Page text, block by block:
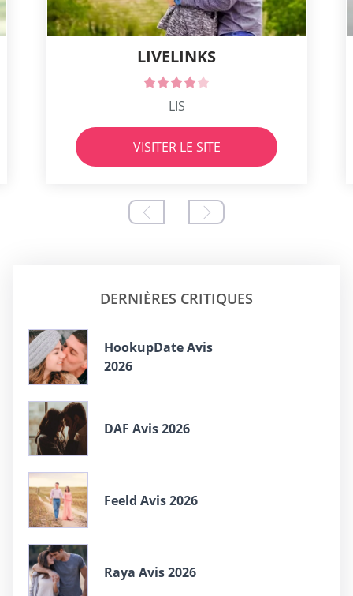
LIVELINKS
LIS
VISITER LE SITE
DERNIÈRES CRITIQUES
HookupDate Avis
2026
DAF Avis 2026
Feeld Avis 2026
Raya Avis 2026